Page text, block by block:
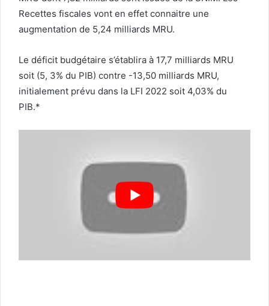
Recettes fiscales vont en effet connaitre une
augmentation de 5,24 milliards MRU.
Le déficit budgétaire s’établira à 17,7 milliards MRU
soit (5, 3% du PIB) contre -13,50 milliards MRU,
initialement prévu dans la LFI 2022 soit 4,03% du
PIB.*